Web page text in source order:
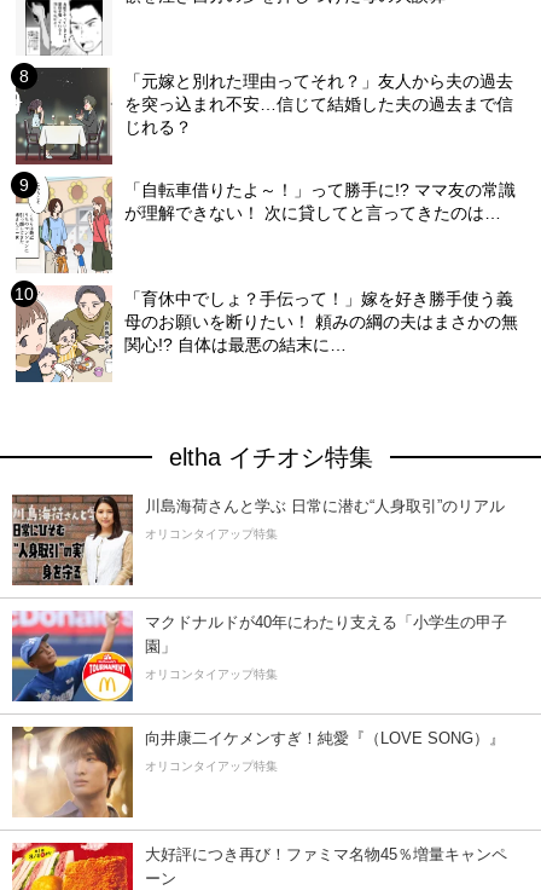
「元嫁と別れた理由ってそれ？」友人から夫の過去
を突っ込まれ不安…信じて結婚した夫の過去まで信
じれる？
「自転車借りたよ～！」って勝手に!? ママ友の常識
が理解できない！ 次に貸してと言ってきたのは…
「育休中でしょ？手伝って！」嫁を好き勝手使う義
母のお願いを断りたい！ 頼みの綱の夫はまさかの無
関心!? 自体は最悪の結末に…
eltha イチオシ特集
川島海荷さんと学ぶ 日常に潜む“人身取引”のリアル
オリコンタイアップ特集
マクドナルドが40年にわたり支える「小学生の甲子
園」
オリコンタイアップ特集
向井康二イケメンすぎ！純愛『（LOVE SONG）』
オリコンタイアップ特集
大好評につき再び！ファミマ名物45％増量キャンペ
ーン